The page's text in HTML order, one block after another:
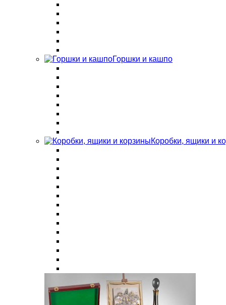
Горшки и кашпо
Коробки, ящики и